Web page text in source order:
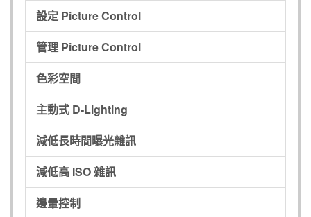
設定 Picture Control
管理 Picture Control
色彩空間
主動式 D-Lighting
減低長時間曝光雜訊
減低高 ISO 雜訊
邊暈控制